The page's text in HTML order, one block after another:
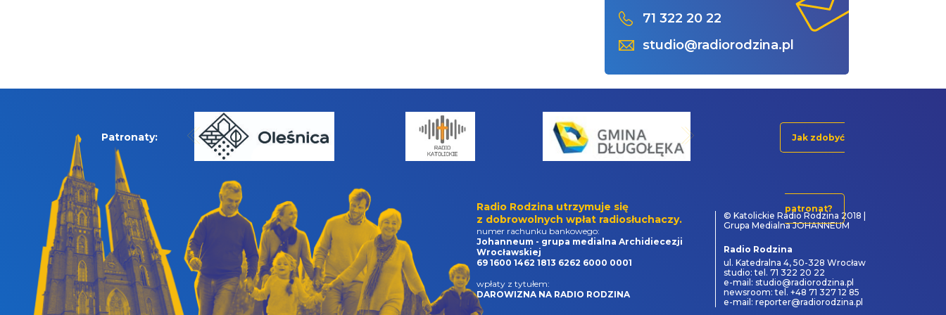
71 322 20 22
studio@radiorodzina.pl
Patronaty: Jak zdobyć
patronat?
Radio Rodzina utrzymuje się
z dobrowolnych wpłat radiosłuchaczy.
numer rachunku bankowego:
Johanneum - grupa medialna Archidiecezji
Wrocławskiej
69 1600 1462 1813 6262 6000 0001
wpłaty z tytułem:
DAROWIZNA NA RADIO RODZINA
© Katolickie Radio Rodzina 2018 |
Grupa Medialna JOHANNEUM
Radio Rodzina
ul. Katedralna 4, 50-328 Wrocław
studio: tel. 71 322 20 22
e-mail: studio@radiorodzina.pl
newsroom: tel. +48 71 327 12 85
e-mail: reporter@radiorodzina.pl